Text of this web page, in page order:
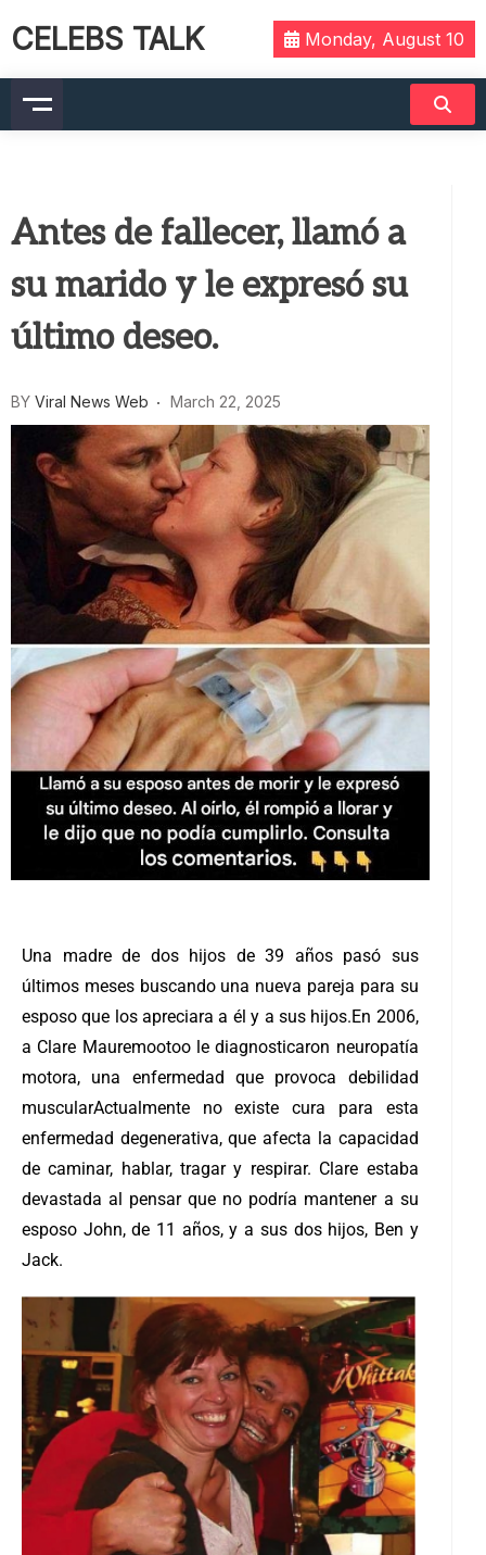
CELEBS TALK Monday, August 10
Antes de fallecer, llamó a
su marido y le expresó su
último deseo.
BY Viral News Web March 22, 2025
Una madre de dos hijos de 39 años pasó sus
últimos meses buscando una nueva pareja para su
esposo que los apreciara a él y a sus hijos.En 2006,
a Clare Mauremootoo le diagnosticaron neuropatía
motora, una enfermedad que provoca debilidad
muscularActualmente no existe cura para esta
enfermedad degenerativa, que afecta la capacidad
de caminar, hablar, tragar y respirar. Clare estaba
devastada al pensar que no podría mantener a su
esposo John, de 11 años, y a sus dos hijos, Ben y
Jack.